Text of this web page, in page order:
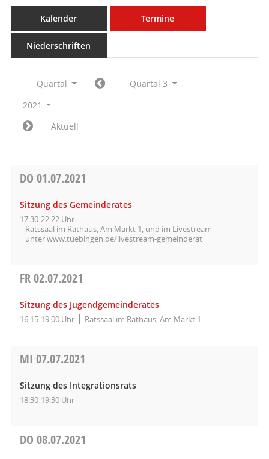
Kalender Termine
Niederschriften
Quartal
Quartal 3
2021
Aktuell
DO 01.07.2021
Sitzung des Gemeinderates
17:30-22:22 Uhr
Ratssaal im Rathaus, Am Markt 1, und im Livestream
unter www.tuebingen.de/livestream-gemeinderat
FR02.07.2021
Sitzung des Jugendgemeinderates
16:15-19:00 Uhr Ratssaal im Rathaus, Am Markt 1
MI 07.07.2021
Sitzung des Integrationsrats
18:30-19:30 Uhr
DO 08.07.2021